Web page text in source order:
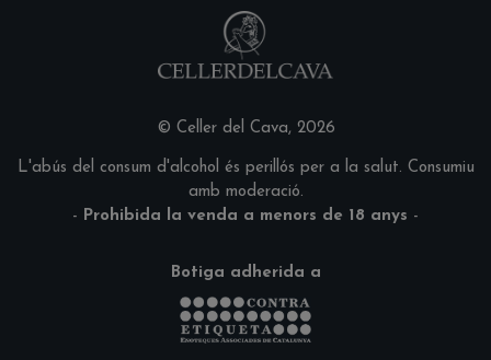
© Celler del Cava, 2026
L'abús del consum d'alcohol és perillós per a la salut. Consumiu
amb moderació.
- Prohibida la venda a menors de 18 anys -
Botiga adherida a